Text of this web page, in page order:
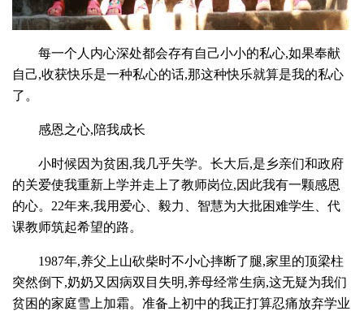
每一个人内心深处都会存有自己小小的私心,如果奉献
自己,收获快乐是一种私心的话,那这种快乐就算是我的私心
了。
感恩之心,陪我成长
小时候因为贫困,我几乎失学。长大后,是乡亲们和政府
的关爱使我重新上学并走上了教师岗位,因此我有一颗感恩
的心。22年来,我用爱心、毅力、智慧为大批困难学生、代
课教师筑起希望的路。
1987年,养父上山砍柴时不小心摔断了腿,家里的顶梁柱
突然倒下,奶奶又因病双目失明,养母经常生病,这无疑为我们
贫困的家庭雪上加霜。准备上初中的我正打算忍痛放弃学业